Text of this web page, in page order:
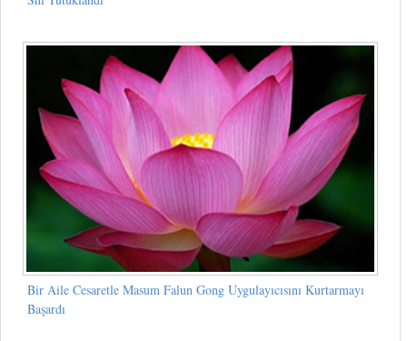
Bir Aile Cesaretle Masum Falun Gong Uygulayıcısını Kurtarmayı
Başardı